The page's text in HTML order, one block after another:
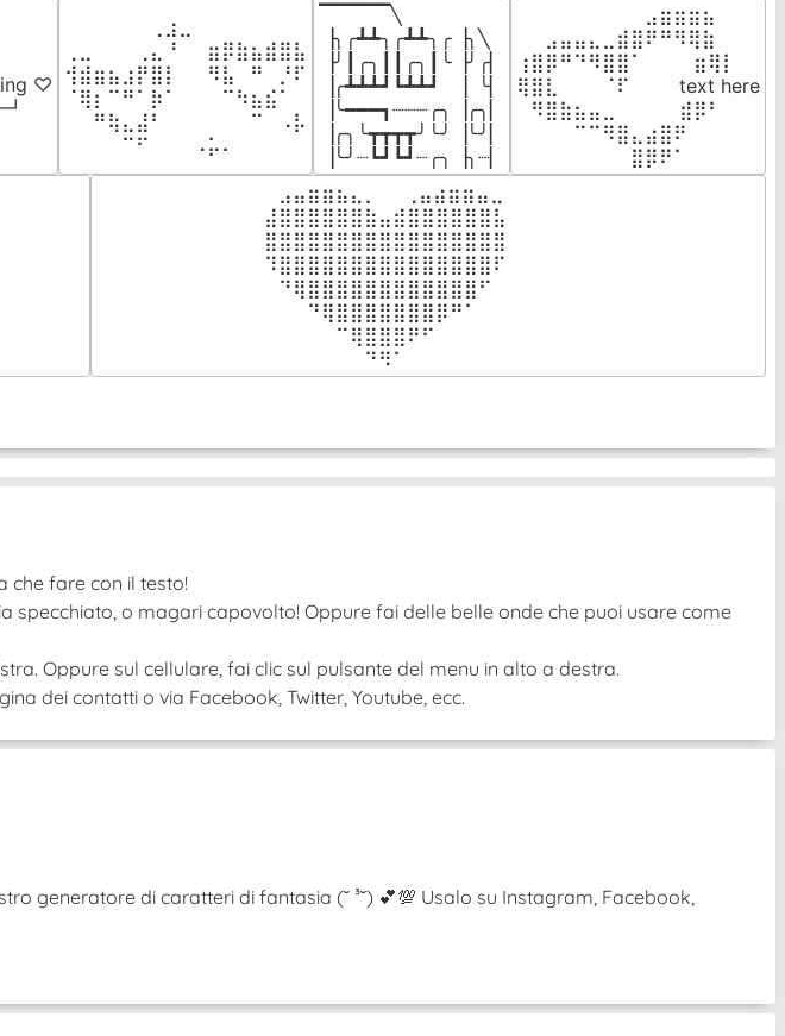
♡
⠀⠀⠀⠀⠀⠀⢀⣰⣀⠀⠀⠀⠀⠀⠀⠀⠀
⢀⣀⠀⠀⠀⢀⣄⠘⠀⠀⣶⡿⣷⣦⣾⣿⣧
⢺⣾⣶⣦⣰⡟⣿⡇⠀⠀⠻⣧⠀⠛⠀⡘⠏
⠈⢿⡆⠉⠛⠁⡷⠁⠀⠀⠀⠉⠳⣦⣮⠁⠀
⠀⠀⠛⢷⣄⣼⠃⠀⠀⠀⠀⠀⠀⠉⠀⠠⡧
⠀⠀⠀⠀⠉⠋⠀⠀⠀⠠⡥⠄⠀⠀⠀⠀⠀
▔▔▔▔▔╲
▕╮╭┻┻╮╭┻┻╮╭▕╮╲
▕╯┃╭╮┃┃╭╮┃╰▕╯╭▏
▕╭┻┻┻┛┗┻┻┛  ▕  ╰▏
▕╰━━━┓┈┈┈╭╮▕╭╮▏
▕╭╮╰┳┳┳┳╯╰╯▕╰╯▏
▕╰╯┈┗┛┗┛┈╭╮▕╮┈▏
⠀⠀⠀⠀⠀⠀⠀⠀⠀⣠⣶⣶⣶⣦⠀⠀
⠀⠀⣠⣤⣤⣄⣀⣾⣿⠟⠛⠻⢿⣷⠀
⢰⣿⡿⠛⠙⠻⣿⣿⠁⠀⠀ ⠀⣶⢿⡇
⢿⣿⣇⠀⠀⠀⠈⠏⠀⠀⠀ text here
⠀⠻⣿⣷⣦⣤⣀⠀⠀⠀ ⠀⣾⡿⠃⠀
⠀⠀⠀⠀⠉⠉⠻⣿⣄⣴⣿⠟⠀⠀⠀
⠀⠀⠀⠀⠀⠀⠀⠀⣿⡿⠟⠁⠀⠀⠀
⠀⣠⣤⣶⣶⣦⣄⡀  ⠀⢀⣤⣴⣶⣶⣤⣀⠀
⣼⣿⣿⣿⣿⣿⣿⣷⣤⣾⣿⣿⣿⣿⣿⣿⣧
⣿⣿⣿⣿⣿⣿⣿⣿⣿⣿⣿⣿⣿⣿⣿⣿⣿
⠹⣿⣿⣿⣿⣿⣿⣿⣿⣿⣿⣿⣿⣿⣿⣿⠏
⠀⠙⢿⣿⣿⣿⣿⣿⣿⣿⣿⣿⣿⣿⣿⠋⠀
⠀⠀⠀⠙⢿⣿⣿⣿⣿⣿⣿⣿⡿⠛⠁⠀⠀
⠀⠀⠀⠀⠀⠉⢿⣿⣿⣿⠟⠋⠀⠀⠀⠀⠀
⠀⠀⠀⠀⠀⠀⠀⠙⠻⠁⠀⠀⠀⠀⠀⠀⠀⠀⠀⠀⠀⠀⠀
che fare con il testo!
specchiato, o magari capovolto! Oppure fai delle belle onde che puoi usare come
Oppure sul cellulare, fai clic sul pulsante del menu in alto a destra.
dei contatti o via Facebook, Twitter, Youtube, ecc.
generatore di caratteri di fantasia (˘ ³˘) 💕💯 Usalo su Instagram, Facebook,